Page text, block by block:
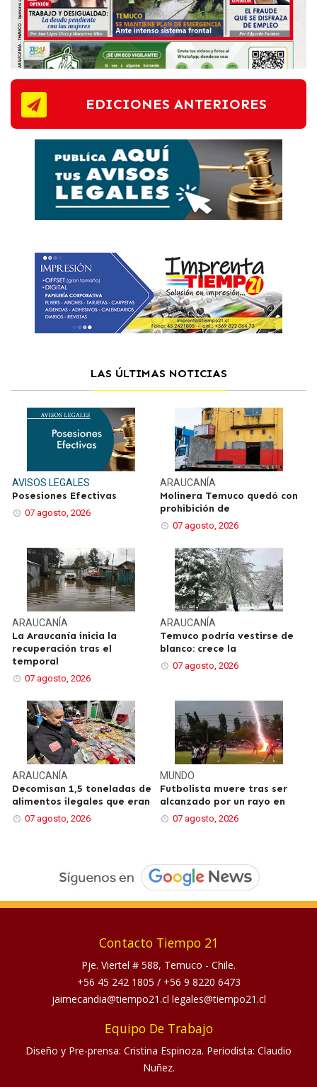
EDICIONES ANTERIORES
LAS ÚLTIMAS NOTICIAS
AVISOS LEGALES
Posesiones Efectivas
07 agosto, 2026
ARAUCANÍA
Molinera Temuco quedó con
prohibición de
07 agosto, 2026
ARAUCANÍA
La Araucanía inicia la
recuperación tras el
temporal
07 agosto, 2026
ARAUCANÍA
Temuco podría vestirse de
blanco: crece la
07 agosto, 2026
ARAUCANÍA
Decomisan 1,5 toneladas de
alimentos ilegales que eran
07 agosto, 2026
MUNDO
Futbolista muere tras ser
alcanzado por un rayo en
07 agosto, 2026
Contacto Tiempo 21
Pje. Viertel # 588, Temuco - Chile.
+56 45 242 1805 / +56 9 8220 6473
jaimecandia@tiempo21.cl legales@tiempo21.cl
Equipo De Trabajo
Diseño y Pre-prensa: Cristina Espinoza. Periodista: Claudio
Nuñez.